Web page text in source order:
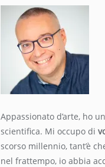
Appassionato d’arte, ho
scientifica. Mi occupo di
scorso millennio, tant’è
nel frattempo, io abbia